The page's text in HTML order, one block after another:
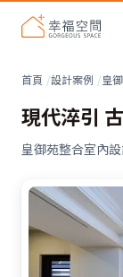
首頁 設計案例 皇
現代淬引
皇御苑整合室內